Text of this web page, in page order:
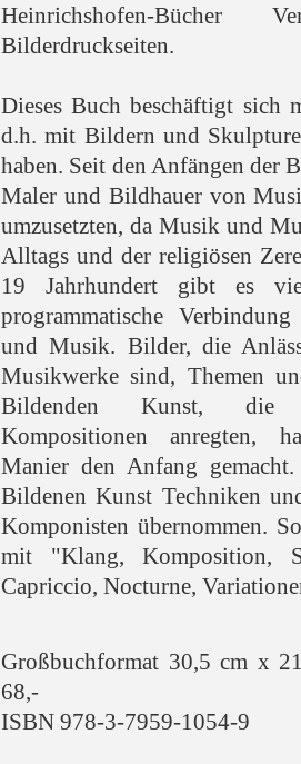
Heinrichshofen-
Bilderdruckseiten.
Dieses Buch beschäftigt sich
d.h. mit Bildern und
haben. Seit den Anfängen der
Maler und Bildhauer von
umzusetzten, da Musik und
Alltags und der religiösen
19 Jahrhundert gibt es
programmatische
und Musik. Bilder, die
Musikwerke sind, Themen
Bildenden Kunst, die
Kompositionen anregten,
Manier den Anfang
Bildenen Kunst Techniken
Komponisten übernommen.
mit "Klang, Komposition,
Capriccio, Nocturne,
Großbuchformat 30,5 cm x
68,-
ISBN 978-3-7959-1054-9